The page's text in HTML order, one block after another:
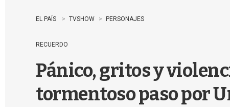
EL PAÍS TVSHOW PERSONAJES
RECUERDO
Pánico, gritos y
tormentoso paso por